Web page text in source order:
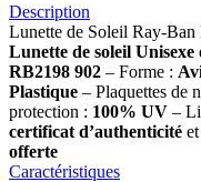
Description
Lunette de Soleil Ray-
Lunette de soleil Unisexe
RB2198 902 – Forme :
Plastique – Plaquettes de
protection : 100% UV –
certificat d’authenticité et
offerte
Caractéristiques